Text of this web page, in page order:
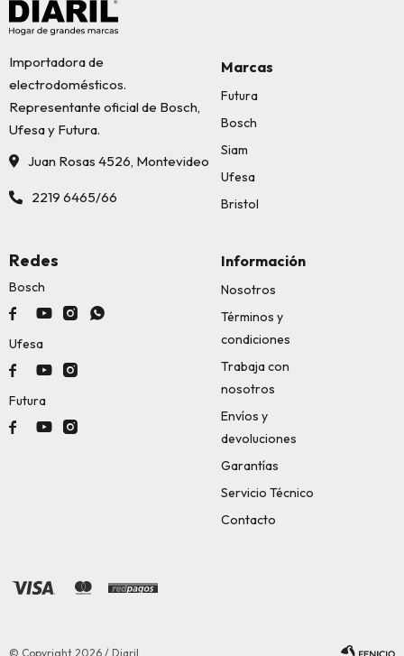
Importadora de
electrodomésticos.
Representante oficial de Bosch,
Ufesa y Futura.
Juan Rosas 4526, Montevideo
2219 6465/66
Marcas
Futura
Bosch
Siam
Ufesa
Bristol
Información
Nosotros
Términos y
condiciones
Trabaja con
nosotros
Envíos y
devoluciones
Garantías
Servicio Técnico
Contacto
Redes
Bosch
   
Ufesa
  
Futura
  
© Copyright 2026 / Diaril